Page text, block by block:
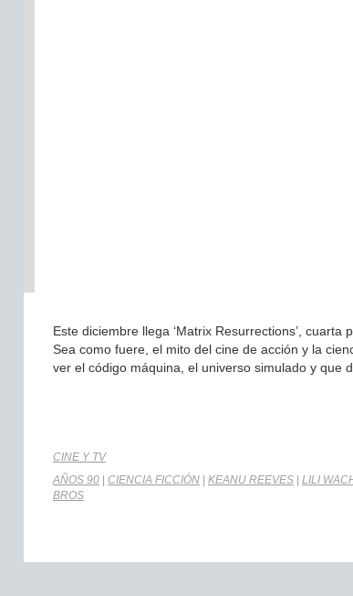
Este diciembre llega ‘Matrix Resurrections’,
Sea como fuere, el mito del cine de acción y la
ver el código máquina, el universo simulado y que
CINE Y TV
AÑOS 90
CIENCIA FICCIÓN KEANU REEVES LILI
BROS